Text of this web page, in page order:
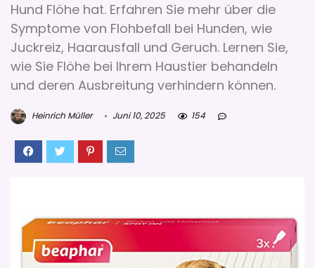
Hund Flöhe hat. Erfahren Sie mehr über die
Symptome von Flohbefall bei Hunden, wie
Juckreiz, Haarausfall und Geruch. Lernen Sie,
wie Sie Flöhe bei Ihrem Haustier behandeln
und deren Ausbreitung verhindern können.
Heinrich Müller Juni 10, 2025 154